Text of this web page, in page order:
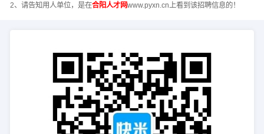
2、请告知用人单位，是在合阳人才网www.pyxn.cn上看到该招聘信息的！